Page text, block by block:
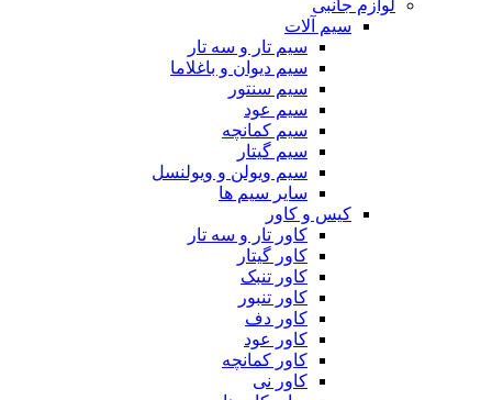
لوازم جانبی
سیم آلات
سیم تار و سه تار
سیم دیوان و باغلاما
سیم سنتور
سیم عود
سیم کمانچه
سیم گیتار
سیم ویولن و ویولنسل
سایر سیم ها
کیس و کاور
کاور تار و سه تار
کاور گیتار
کاور تنبک
کاور تنبور
کاور دف
کاور عود
کاور کمانچه
کاور نی